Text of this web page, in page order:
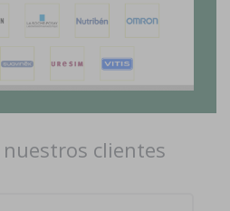
clientes